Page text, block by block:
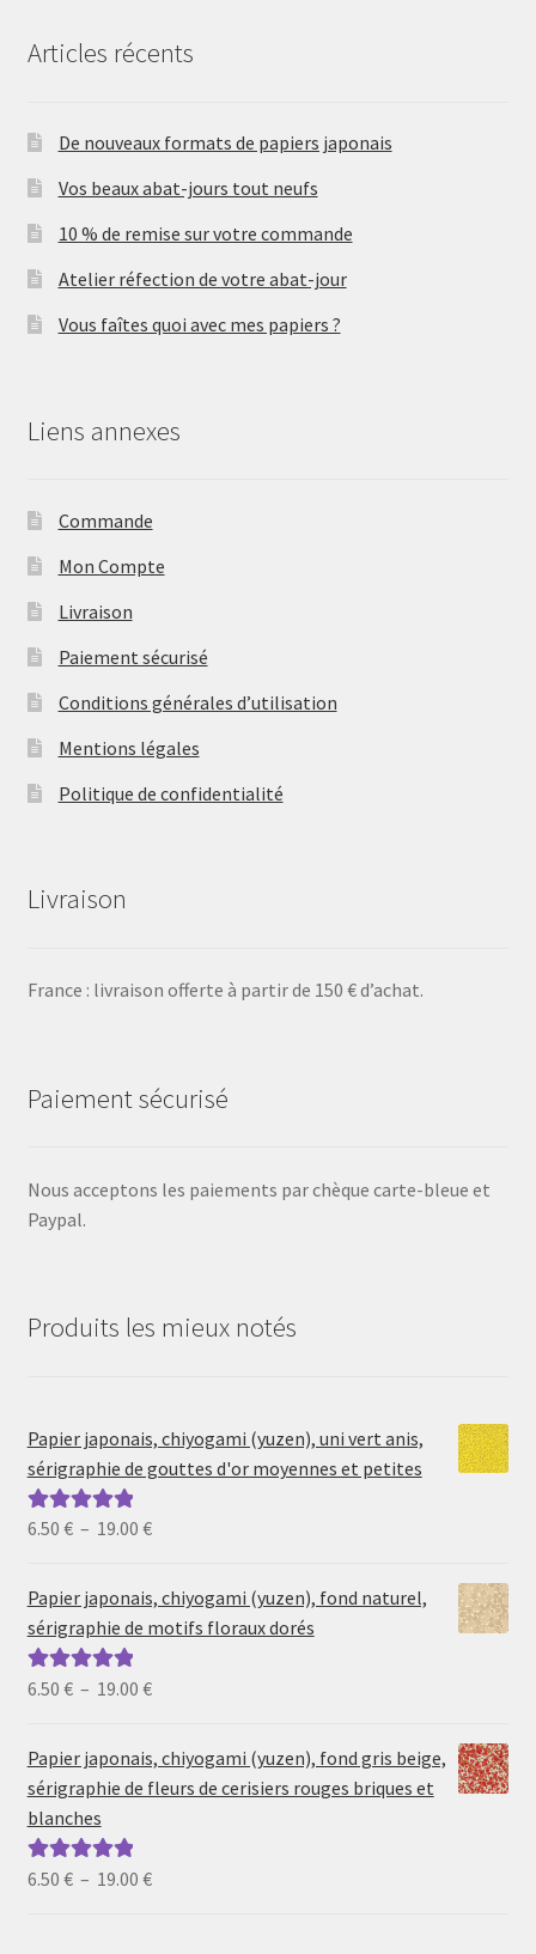
Articles récents
De nouveaux formats de papiers japonais
Vos beaux abat-jours tout neufs
10 % de remise sur votre commande
Atelier réfection de votre abat-jour
Vous faîtes quoi avec mes papiers ?
Liens annexes
Commande
Mon Compte
Livraison
Paiement sécurisé
Conditions générales d’utilisation
Mentions légales
Politique de confidentialité
Livraison
France : livraison offerte à partir de 150 € d’achat.
Paiement sécurisé
Nous acceptons les paiements par chèque carte-bleue et
Paypal.
Produits les mieux notés
Papier japonais, chiyogami (yuzen), uni vert anis,
sérigraphie de gouttes d'or moyennes et petites
Note5.00sur
6.50 € – 19.00 €Plage
prix :
6.50 €
19.00 €
Papier japonais, chiyogami (yuzen), fond naturel,
sérigraphie de motifs floraux dorés
Note5.00sur
6.50 € – 19.00 €Plage
prix :
6.50 €
Papier japonais, chiyogami (yuzen), fond gris beige,
sérigraphie de fleurs de cerisiers rouges briques et
blanches
Note5.00sur
6.50 € – 19.00 €Plage